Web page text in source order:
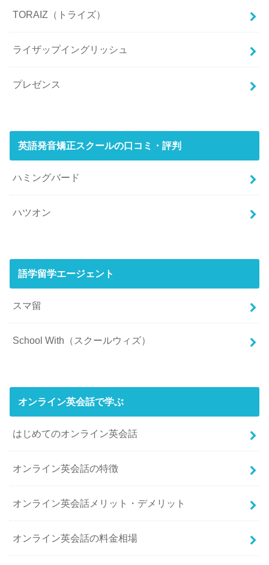
TORAIZ（トライズ）
ライザップイングリッシュ
プレゼンス
英語発音矯正スクールの口コミ・評判
ハミングバード
ハツオン
語学留学エージェント
スマ留
School With（スクールウィズ）
オンライン英会話で学ぶ
はじめてのオンライン英会話
オンライン英会話の特徴
オンライン英会話メリット・デメリット
オンライン英会話の料金相場